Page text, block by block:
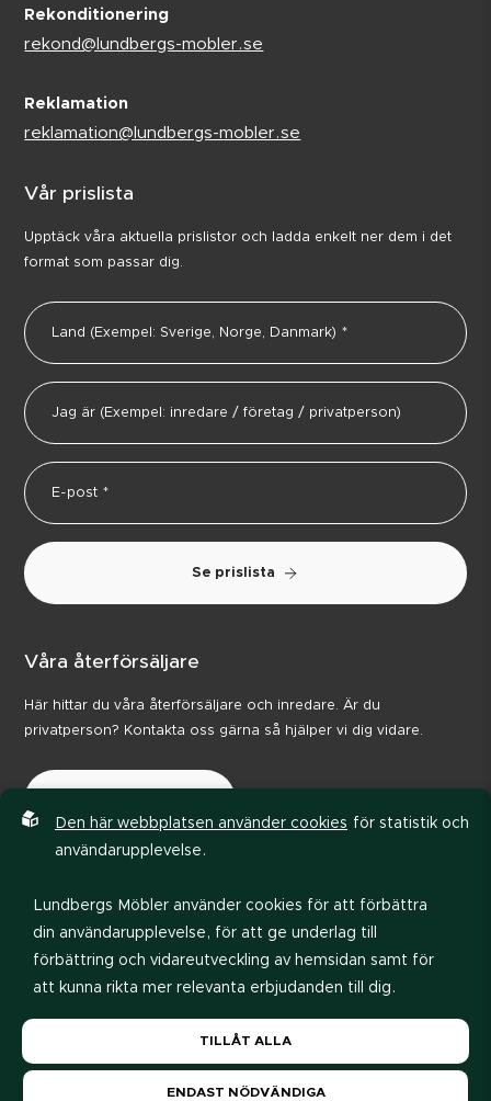
Rekonditionering
rekond@lundbergs-mobler.se
Reklamation
reklamation@lundbergs-mobler.se
Vår prislista
Upptäck våra aktuella prislistor och ladda enkelt ner dem i det
format som passar dig.
Se prislista
Våra återförsäljare
Här hittar du våra återförsäljare och inredare. Är du
privatperson? Kontakta oss gärna så hjälper vi dig vidare.
Integritetspolicy Code of conduct
Den här webbplatsen använder cookies för statistik och
användarupplevelse.
Lundbergs Möbler använder cookies för att förbättra
din användarupplevelse, för att ge underlag till
förbättring och vidareutveckling av hemsidan samt för
att kunna rikta mer relevanta erbjudanden till dig.
personuppgiftspolicy
val i efterhand hittar du den möjligheten i botten på
ENDAST NÖDVÄNDIGA
TILLÅT ALLA